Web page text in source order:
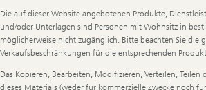
Legal
Information
Die auf dieser Website angebotenen Produkte,
und/oder Unterlagen sind Personen mit Wohnsitz in
möglicherweise nicht zugänglich. Bitte beachten Sie die
Verkaufsbeschränkungen für die entsprechenden
Das Kopieren, Bearbeiten, Modifizieren, Verteilen, Teilen
dieses Materials (weder für kommerzielle Zwecke noch